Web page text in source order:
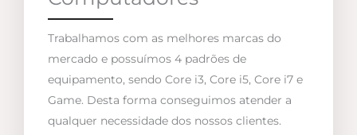
Trabalhamos com as melhores marcas do
mercado e possuímos 4 padrões de
equipamento, sendo Core i3, Core i5, Core i7 e
Game. Desta forma conseguimos atender a
qualquer necessidade dos nossos clientes.